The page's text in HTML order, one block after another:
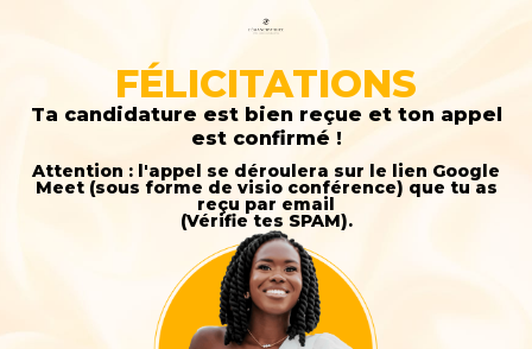
FÉLICITATIONS
Ta candidature est bien reçue et ton appel
est confirmé !
Attention : l'appel se déroulera sur le lien Google
Meet (sous forme de visio conférence) que tu as
reçu par email
(Vérifie tes SPAM).